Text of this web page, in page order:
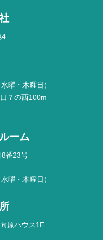
4
曜・木曜日）
７の西100m
ーム
8番23号
曜・木曜日）
原ハウス1F